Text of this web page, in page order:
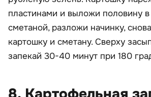
пластинами и выложи половину
сметаной, разложи начинку,
картошку и сметану. Сверху
запекай 30-40 минут при 180